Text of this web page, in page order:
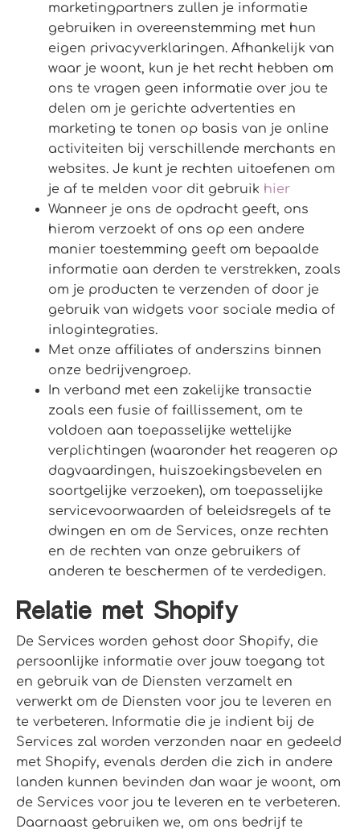
marketingpartners zullen je informatie
gebruiken in overeenstemming met hun
eigen privacyverklaringen. Afhankelijk van
waar je woont, kun je het recht hebben om
ons te vragen geen informatie over jou te
delen om je gerichte advertenties en
marketing te tonen op basis van je online
activiteiten bij verschillende merchants en
websites. Je kunt je rechten uitoefenen om
je af te melden voor dit gebruik hier
Wanneer je ons de opdracht geeft, ons
hierom verzoekt of ons op een andere
manier toestemming geeft om bepaalde
informatie aan derden te verstrekken, zoals
om je producten te verzenden of door je
gebruik van widgets voor sociale media of
inlogintegraties.
Met onze affiliates of anderszins binnen
onze bedrijvengroep.
In verband met een zakelijke transactie
zoals een fusie of faillissement, om te
voldoen aan toepasselijke wettelijke
verplichtingen (waaronder het reageren op
dagvaardingen, huiszoekingsbevelen en
soortgelijke verzoeken), om toepasselijke
servicevoorwaarden of beleidsregels af te
dwingen en om de Services, onze rechten
en de rechten van onze gebruikers of
anderen te beschermen of te verdedigen.
Relatie met Shopify
De Services worden gehost door Shopify, die
persoonlijke informatie over jouw toegang tot
en gebruik van de Diensten verzamelt en
verwerkt om de Diensten voor jou te leveren en
te verbeteren. Informatie die je indient bij de
Services zal worden verzonden naar en gedeeld
met Shopify, evenals derden die zich in andere
landen kunnen bevinden dan waar je woont, om
de Services voor jou te leveren en te verbeteren.
Daarnaast gebruiken we, om ons bedrijf te